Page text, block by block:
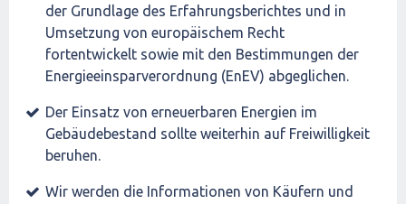
der Grundlage des Erfahrungsberichtes und in
Umsetzung von europäischem Recht
fortentwickelt sowie mit den Bestimmungen der
Energieeinsparverordnung (EnEV) abgeglichen.
Der Einsatz von erneuerbaren Energien im
Gebäudebestand sollte weiterhin auf Freiwilligkeit
beruhen.
Wir werden die Informationen von Käufern und